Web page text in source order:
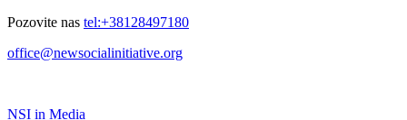
Pozovite nas tel:+38128497180
office@newsocialinitiative.org
NSI in Media